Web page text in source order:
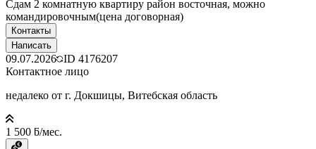
Сдам 2 комнатную квартиру район восточная, можно
командировочным(цена договорная)
Контакты
Написать
09.07.2026 ID 4176207
Контактное лицо
недалеко от г. Докшицы, Витебская область
1 500 ƃ/мес.